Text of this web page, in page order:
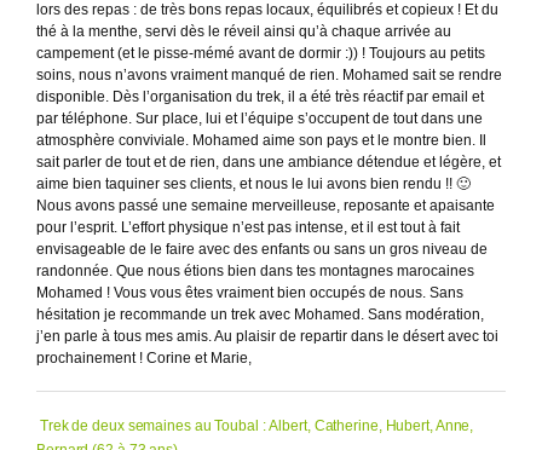
lors des repas : de très bons repas locaux, équilibrés et copieux ! Et du
thé à la menthe, servi dès le réveil ainsi qu’à chaque arrivée au
campement (et le pisse-mémé avant de dormir :)) ! Toujours au petits
soins, nous n’avons vraiment manqué de rien. Mohamed sait se rendre
disponible. Dès l’organisation du trek, il a été très réactif par email et
par téléphone. Sur place, lui et l’équipe s’occupent de tout dans une
atmosphère conviviale. Mohamed aime son pays et le montre bien. Il
sait parler de tout et de rien, dans une ambiance détendue et légère, et
aime bien taquiner ses clients, et nous le lui avons bien rendu !! 🙂
Nous avons passé une semaine merveilleuse, reposante et apaisante
pour l’esprit. L’effort physique n’est pas intense, et il est tout à fait
envisageable de le faire avec des enfants ou sans un gros niveau de
randonnée. Que nous étions bien dans tes montagnes marocaines
Mohamed ! Vous vous êtes vraiment bien occupés de nous. Sans
hésitation je recommande un trek avec Mohamed. Sans modération,
j’en parle à tous mes amis. Au plaisir de repartir dans le désert avec toi
prochainement ! Corine et Marie,
Trek de deux semaines au Toubal : Albert, Catherine, Hubert, Anne,